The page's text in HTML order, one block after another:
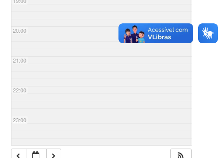
20:00
21:00
22:00
23:00